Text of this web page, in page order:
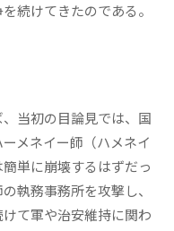
続けてきたのである。
当初の目論見では、国
メネイー師（ハメネイ
単に崩壊するはずだっ
執務事務所を攻撃し、
て軍や治安維持に関わ